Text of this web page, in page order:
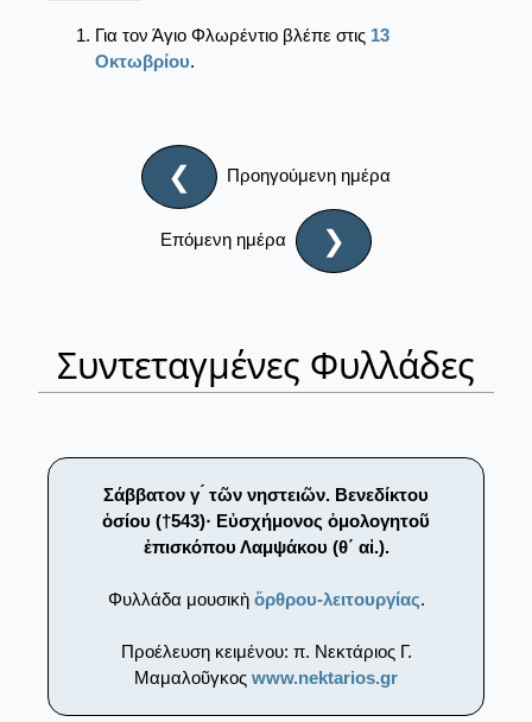
Για τον Άγιο Φλωρέντιο βλέπε στις 13
Οκτωβρίου.
❮ Προηγούμενη ημέρα
Επόμενη ημέρα ❯
Συντεταγμένες Φυλλάδες
Σάββατον γ ́ τῶν νηστειῶν. Βενεδίκτου
ὁσίου (†543)· Εὐσχήμονος ὁμολογητοῦ
ἐπισκόπου Λαμψάκου (θ΄ αἰ.).
Φυλλάδα μουσικὴ ὄρθρου-λειτουργίας.
Προέλευση κειμένου: π. Νεκτάριος Γ.
Μαμαλοῦγκος www.nektarios.gr